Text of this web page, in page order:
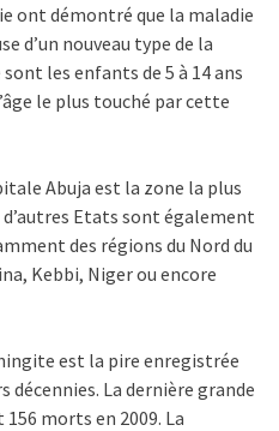
ont démontré que la maladie
d’un nouveau type de la
sont les enfants de 5 à 14 ans
le plus touché par cette
Abuja est la zone la plus
Etats sont également
des régions du Nord du
Kebbi, Niger ou encore
est la pire enregistrée
décennies. La dernière grande
morts en 2009. La